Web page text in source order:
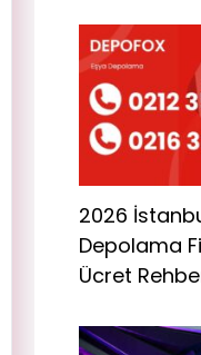
2026
Depolama
Ücret